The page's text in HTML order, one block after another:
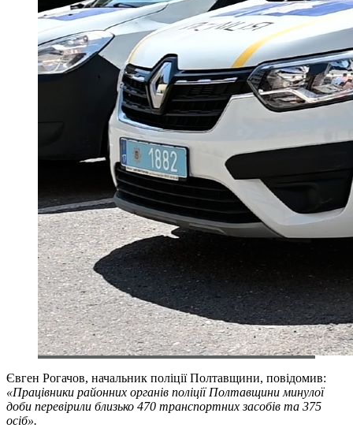
Євген Рогачов, начальник поліції Полтавщини, повідомив:
«Працівники районних органів поліції Полтавщини минулої
доби перевірили близько 470 транспортних засобів та 375
осіб».